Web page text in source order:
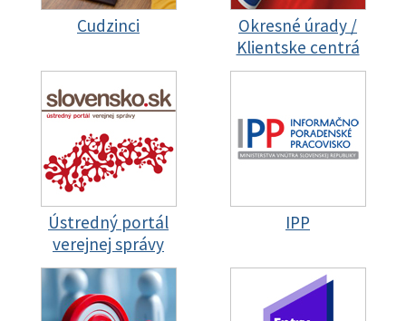
Cudzinci
Okresné úrady /
Klientske centrá
Ústredný portál
verejnej správy
IPP